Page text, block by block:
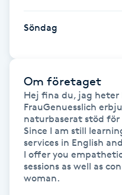
Fransborttagning
Fransfärgning
Fransförlängning
Söndag
Om företaget
Hej fina du, jag heter
FrauGenuesslich
naturbaserat stöd för
Since I am still
services in English
I offer you
sessions as well as
woman.